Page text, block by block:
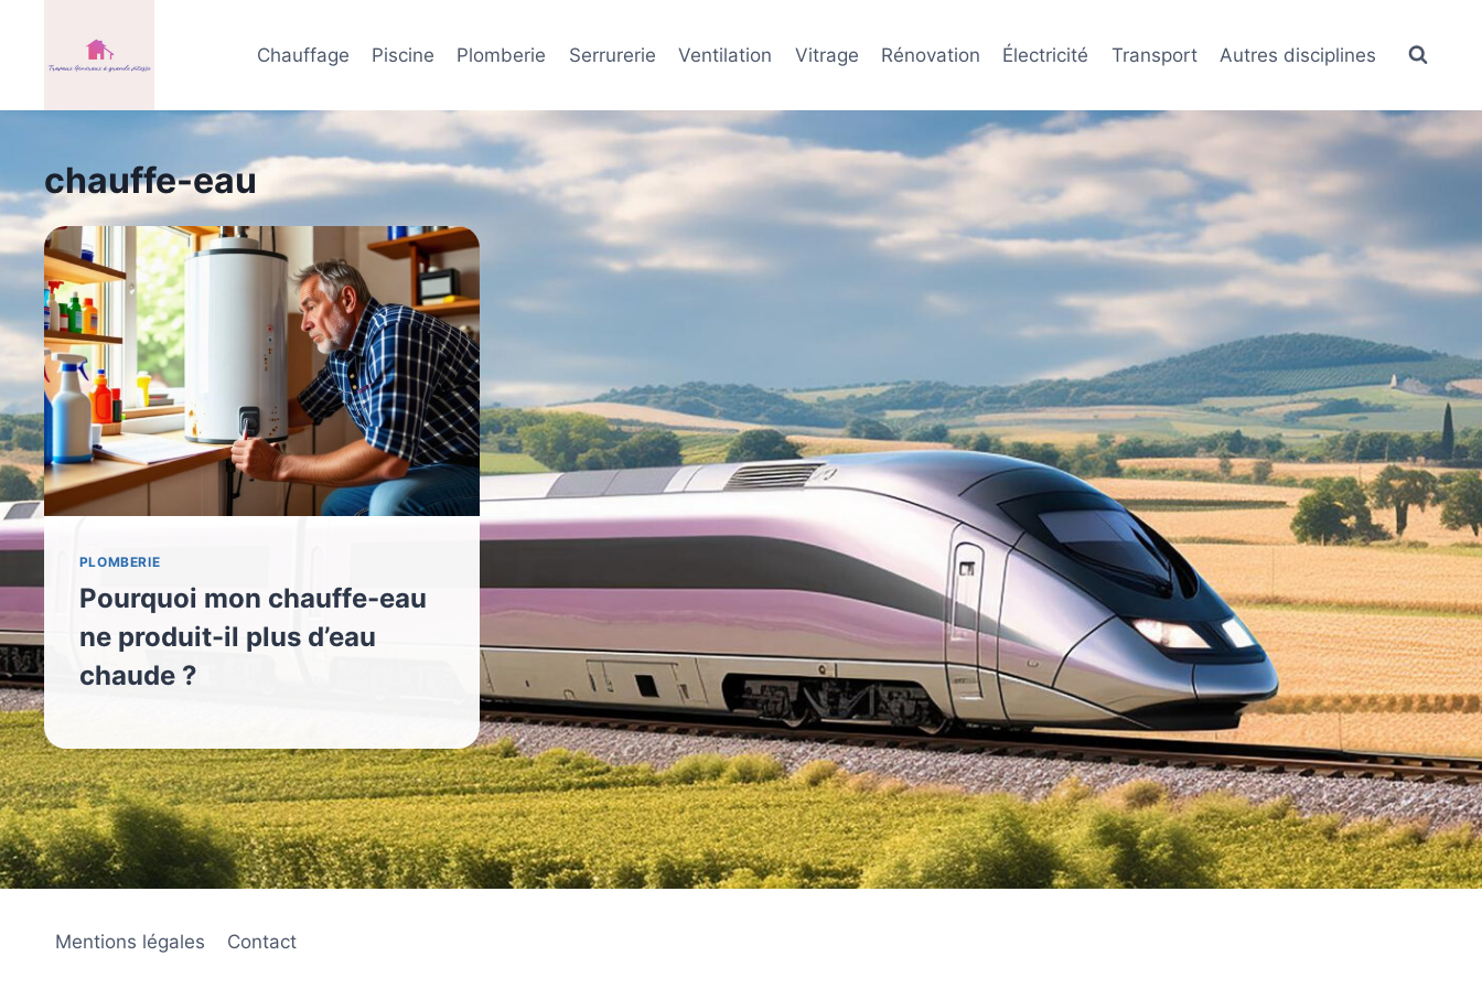
contenu
Chauffage Piscine Plomberie Serrurerie Ventilation Vitrage Rénovation Électricité Transport Autres disciplines
chauffe-eau
PLOMBERIE
Pourquoi mon chauffe-eau
ne produit-il plus d’eau
chaude ?
Mentions légales Contact